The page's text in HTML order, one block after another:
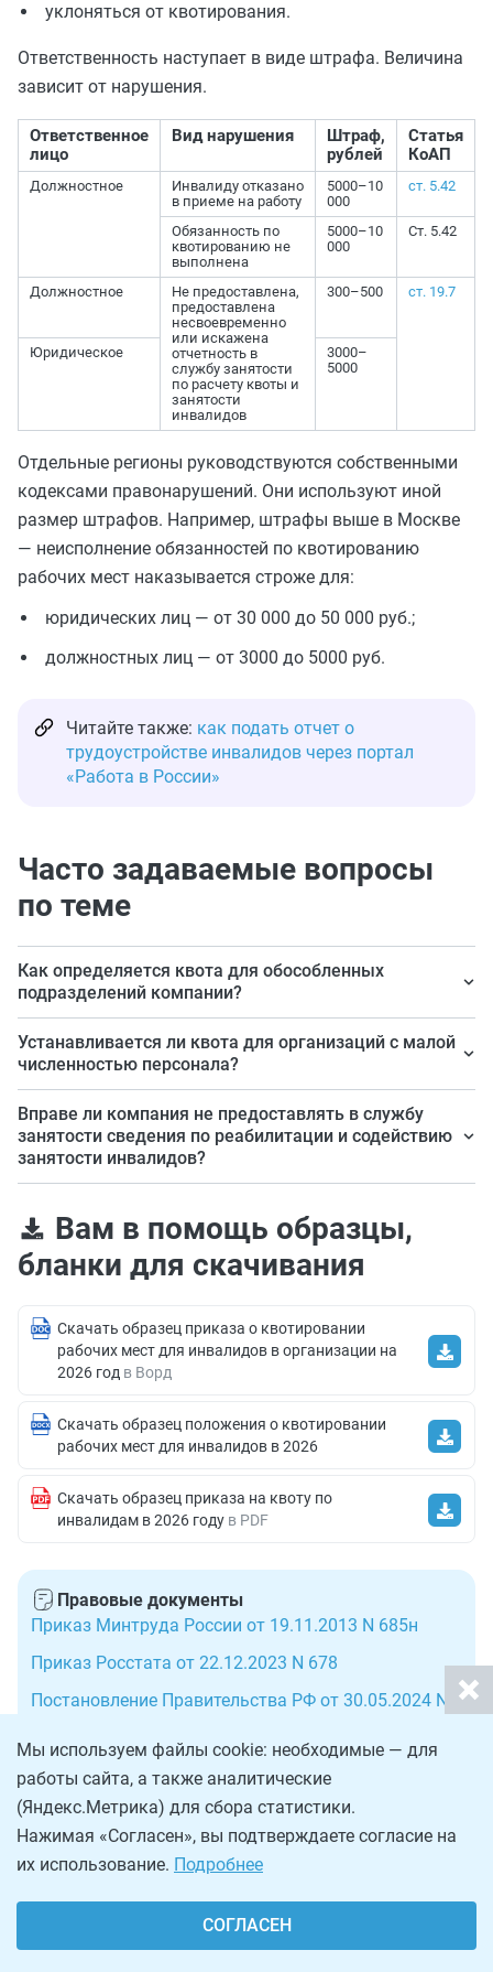
уклоняться от квотирования.
Ответственность наступает в виде штрафа. Величина
зависит от нарушения.
Ответственное
лицо
Вид нарушения
Штраф,
рублей
Статья
КоАП
Должностное
Инвалиду отказано
в приеме на работу
5000–10
000
ст. 5.42
Обязанность по
квотированию не
выполнена
5000–10
000
Ст. 5.42
Должностное
Не предоставлена,
предоставлена
несвоевременно
или искажена
отчетность в
службу занятости
по расчету квоты и
занятости
инвалидов
300–500 ст. 19.7
Юридическое
3000–
5000
Отдельные регионы руководствуются собственными
кодексами правонарушений. Они используют иной
размер штрафов. Например, штрафы выше в Москве
— неисполнение обязанностей по квотированию
рабочих мест наказывается строже для:
юридических лиц — от 30 000 до 50 000 руб.;
должностных лиц — от 3000 до 5000 руб.
Читайте также: как подать отчет о
трудоустройстве инвалидов через портал
«Работа в России»
Часто задаваемые вопросы
по теме
Как определяется квота для обособленных
подразделений компании?
Численность работников в целях расчета квоты для
приема на работу инвалидов определяется из
среднесписочной численности без учета работников
филиалов и представительств организации,
расположенных в других субъектах РФ (Федеральный
закон от 12.12.2023 № 565-ФЗ). Для филиалов и
регионах, квота устанавливается отдельно.
Устанавливается ли квота для организаций с малой
численностью персонала?
В законе не сказано про квоты для приема на работу
инвалидов для организации с численностью менее 35
человек (ст. 38 Федеральный закон от 12.12.2023 №
565-ФЗ).
Вправе ли компания не предоставлять в службу
занятости сведения по реабилитации и содействию
занятости инвалидов?
информацию в службу занятости ежемесячно (ст. 53
Федерального закона от 12.12.2023 № 565-ФЗ ).
Вам в помощь образцы,
бланки для скачивания
Скачать образец приказа о квотировании
рабочих мест для инвалидов в организации на
2026 год в Ворд
Скачать образец положения о квотировании
рабочих мест для инвалидов в 2026
Скачать образец приказа на квоту по
инвалидам в 2026 году в PDF
Правовые документы
Приказ Минтруда России от 19.11.2013 N 685н
Приказ Росстата от 22.12.2023 N 678
Постановление Правительства РФ от 30.05.2024 N
Приказ Минтруда России от 09.08.2024 N 399
Приказ Минтруда России от 12.11.2024 N 614
Федеральный закон от 24.11.1995 N 181-ФЗ
Статья 19.7 КОАП РФ. Непредставление сведений
(информации)
Статья 5.42 КОАП РФ. Нарушение прав инвалидов в
Мы используем файлы cookie: необходимые — для
работы сайта, а также аналитические
(Яндекс.Метрика) для сбора статистики.
Нажимая «Согласен», вы подтверждаете согласие на
их использование. Подробнее
СОГЛАСЕН